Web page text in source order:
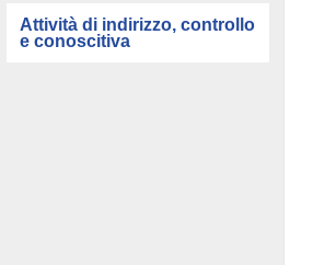
Attività di indirizzo, controllo
e conoscitiva